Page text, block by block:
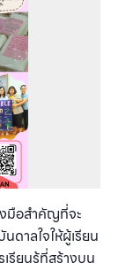
งมือสำคัญที่จะ
ดาลใจให้ผู้เรียน
รียนรู้ที่สร้างบน